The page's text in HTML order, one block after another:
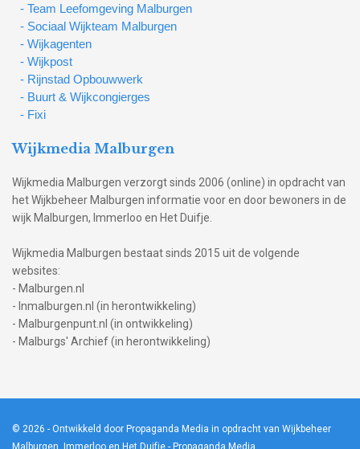
- Team Leefomgeving Malburgen
- Sociaal Wijkteam Malburgen
- Wijkagenten
- Wijkpost
- Rijnstad Opbouwwerk
- Buurt & Wijkcongierges
- Fixi
Wijkmedia Malburgen
Wijkmedia Malburgen verzorgt sinds 2006 (online) in opdracht van
het Wijkbeheer Malburgen informatie voor en door bewoners in de
wijk Malburgen, Immerloo en Het Duifje.
Wijkmedia Malburgen bestaat sinds 2015 uit de volgende
websites:
- Malburgen.nl
- Inmalburgen.nl (in herontwikkeling)
- Malburgenpunt.nl (in ontwikkeling)
- Malburgs' Archief (in herontwikkeling)
© 2026 - Ontwikkeld door Propaganda Media in opdracht van Wijkbeheer
Malburgen, Immerloo en Het Duifje - Propaganda Media